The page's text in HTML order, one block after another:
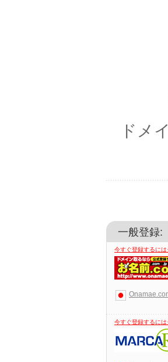
ドメ
一般登録:
今すぐ登録するに
今すぐ登録するに